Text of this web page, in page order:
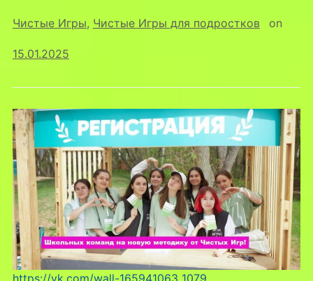
Чистые Игры, Чистые Игры для подростков on
15.01.2025